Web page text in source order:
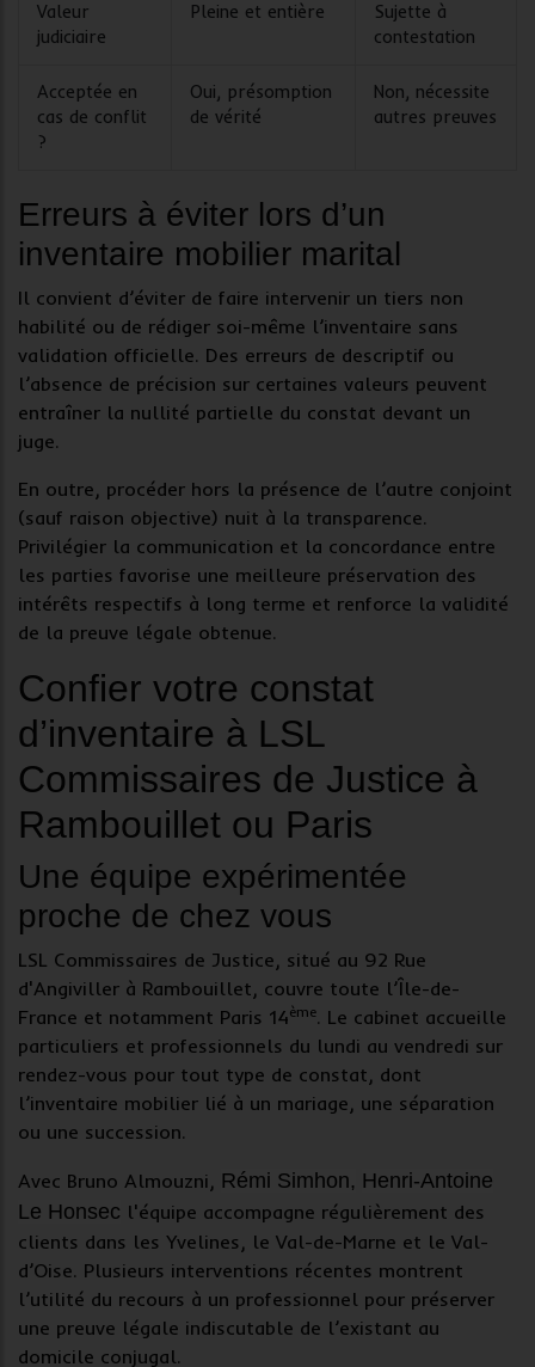
Valeur
judiciaire
Pleine et entière
Sujette à
contestation
Acceptée en
cas de conflit
?
Oui, présomption
de vérité
Non, nécessite
autres preuves
Erreurs à éviter lors d’un
inventaire mobilier marital
Il convient d’éviter de faire intervenir un tiers non
habilité ou de rédiger soi-même l’inventaire sans
validation officielle. Des erreurs de descriptif ou
l’absence de précision sur certaines valeurs peuvent
entraîner la nullité partielle du constat devant un
juge.
En outre, procéder hors la présence de l’autre conjoint
(sauf raison objective) nuit à la transparence.
Privilégier la communication et la concordance entre
les parties favorise une meilleure préservation des
intérêts respectifs à long terme et renforce la validité
de la preuve légale obtenue.
Confier votre constat
d’inventaire à LSL
Commissaires de Justice à
Rambouillet ou Paris
Une équipe expérimentée
proche de chez vous
LSL Commissaires de Justice, situé au 92 Rue
d'Angiviller à Rambouillet, couvre toute l’Île-de-
France et notamment Paris 14ème. Le cabinet accueille
particuliers et professionnels du lundi au vendredi sur
rendez-vous pour tout type de constat, dont
l’inventaire mobilier lié à un mariage, une séparation
ou une succession.
Avec Bruno Almouzni, Rémi Simhon, Henri-Antoine
Le Honsec l'équipe accompagne régulièrement des
clients dans les Yvelines, le Val-de-Marne et le Val-
d’Oise. Plusieurs interventions récentes montrent
l’utilité du recours à un professionnel pour préserver
une preuve légale indiscutable de l’existant au
domicile conjugal.